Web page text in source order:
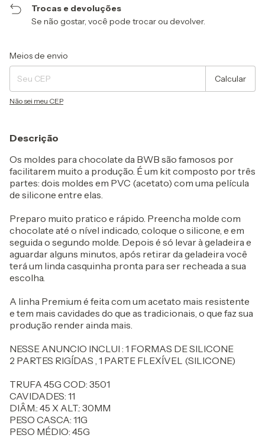
Trocas e devoluções
Se não gostar, você pode trocar ou devolver.
Entregas para o CEP:
Meios de envio
Calcular
Não sei meu CEP
Descrição
Os moldes para chocolate da BWB são famosos por
facilitarem muito a produção. É um kit composto por três
partes: dois moldes em PVC (acetato) com uma película
de silicone entre elas.
Preparo muito pratico e rápido. Preencha molde com
chocolate até o nível indicado, coloque o silicone, e em
seguida o segundo molde. Depois é só levar à geladeira e
aguardar alguns minutos, após retirar da geladeira você
terá um linda casquinha pronta para ser recheada a sua
escolha.
A linha Premium é feita com um acetato mais resistente
e tem mais cavidades do que as tradicionais, o que faz sua
produção render ainda mais.
NESSE ANUNCIO INCLUI : 1 FORMAS DE SILICONE
2 PARTES RIGÍDAS , 1 PARTE FLEXÍVEL (SILICONE)
TRUFA 45G COD: 3501
CAVIDADES: 11
DIÂM.: 45 X ALT.: 30MM
PESO CASCA: 11G
PESO MÉDIO: 45G